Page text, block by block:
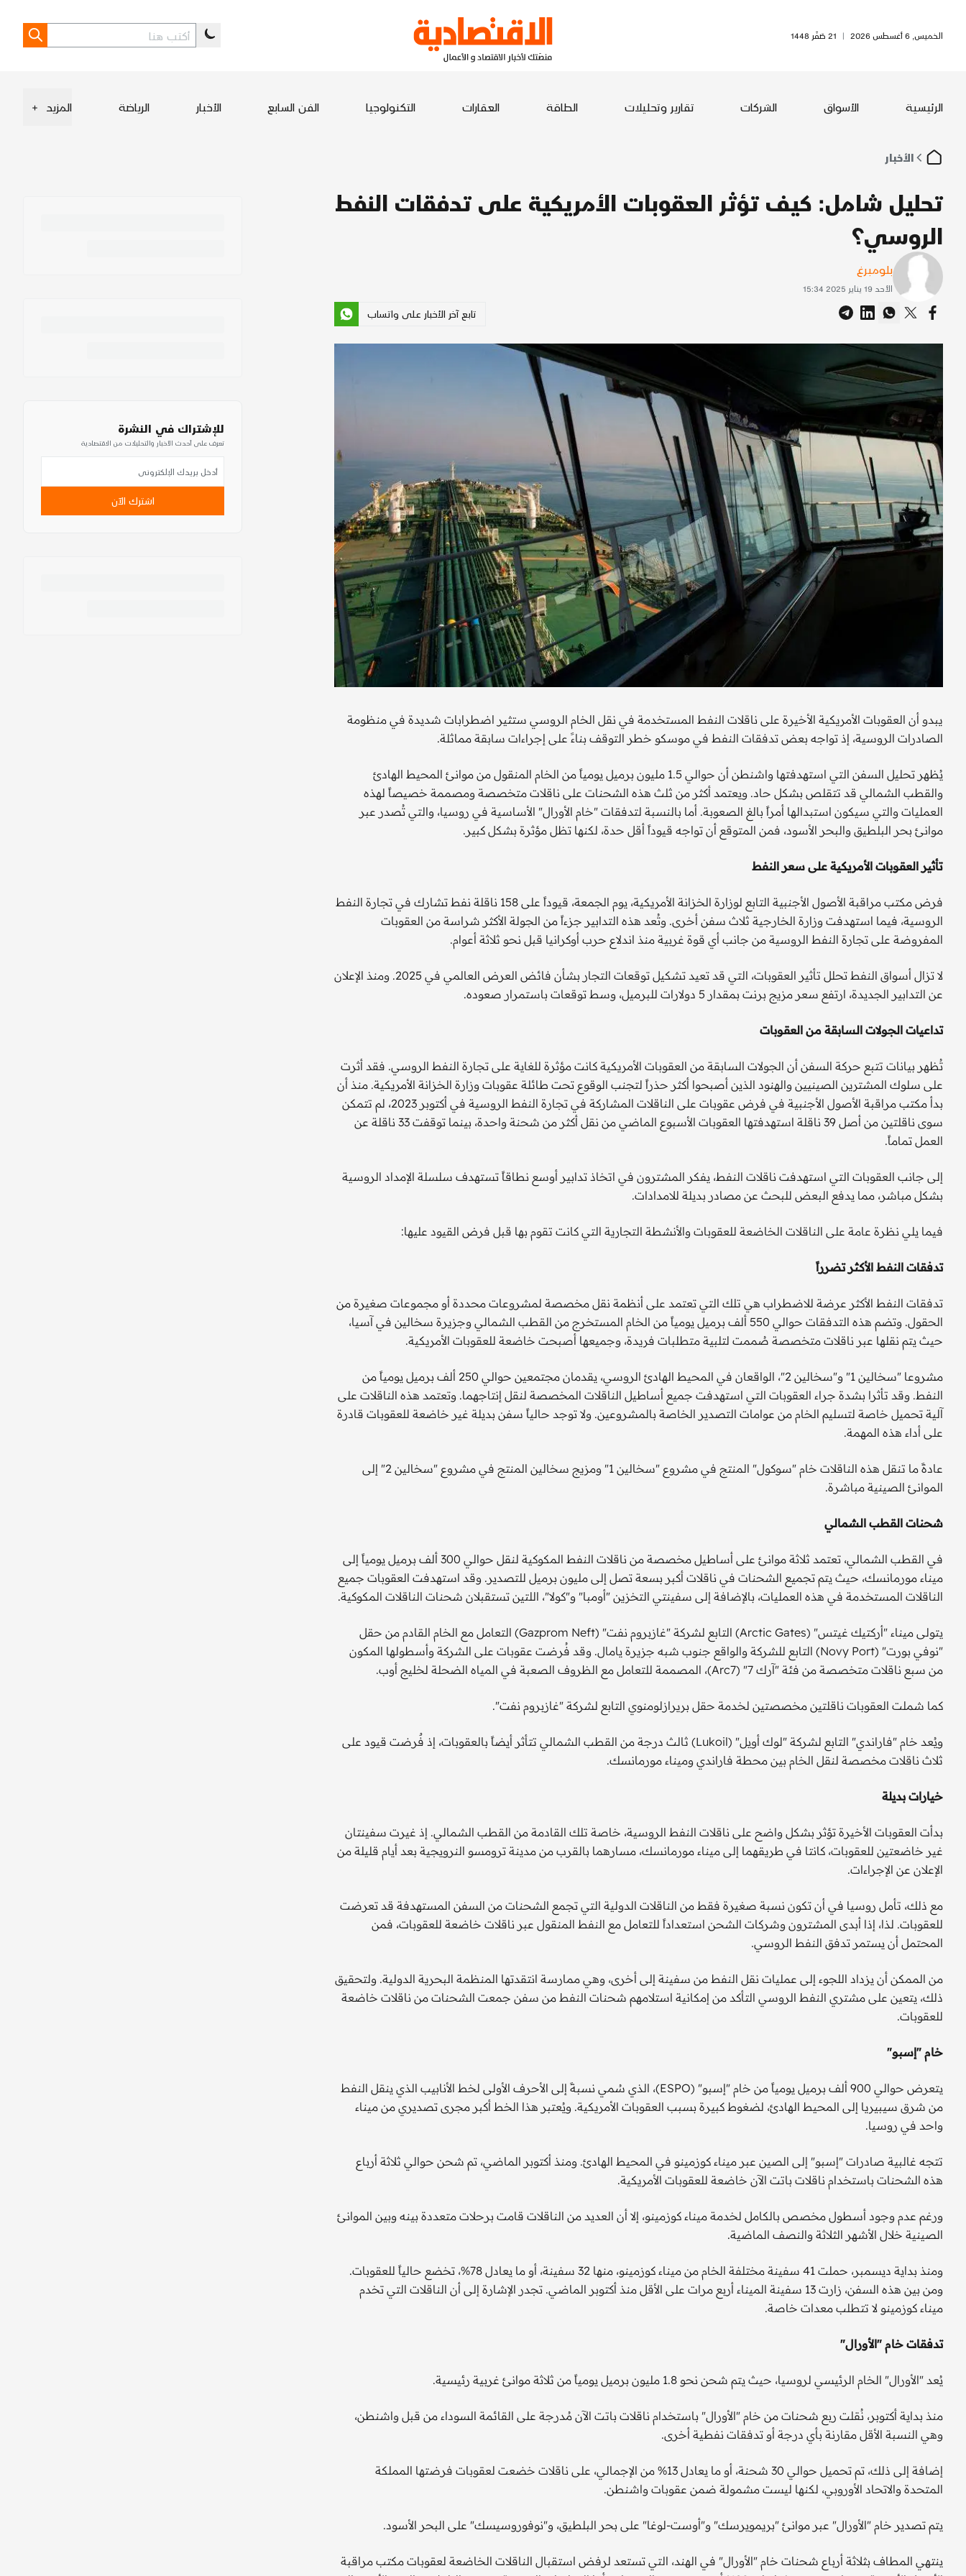
الخميس, 6 أغسطس 2026 | 21 صَفَر 1448
الرئيسية الأسواق الشركات تقارير وتحليلات الطاقة العقارات التكنولوجيا الفن السابع الأخبار الرياضة المزيد +
الأخبار
تحليل شامل: كيف تؤثر العقوبات الأمريكية على تدفقات النفط
الروسي؟
بلومبرغ
الأحد 19 يناير 2025 15:34
تابع آخر الأخبار على واتساب
يبدو أن العقوبات الأمريكية الأخيرة على ناقلات النفط المستخدمة في نقل الخام الروسي ستثير اضطرابات شديدة في منظومة
الصادرات الروسية، إذ تواجه بعض تدفقات النفط في موسكو خطر التوقف بناءً على إجراءات سابقة مماثلة.
يُظهر تحليل السفن التي استهدفتها واشنطن أن حوالي 1.5 مليون برميل يومياً من الخام المنقول من موانئ المحيط الهادئ
والقطب الشمالي قد تتقلص بشكل حاد. ويعتمد أكثر من ثلث هذه الشحنات على ناقلات متخصصة ومصممة خصيصاً لهذه
العمليات والتي سيكون استبدالها أمراً بالغ الصعوبة. أما بالنسبة لتدفقات "خام الأورال" الأساسية في روسيا، والتي تُصدر عبر
موانئ بحر البلطيق والبحر الأسود، فمن المتوقع أن تواجه قيوداً أقل حدة، لكنها تظل مؤثرة بشكل كبير.
تأثير العقوبات الأمريكية على سعر النفط
فرض مكتب مراقبة الأصول الأجنبية التابع لوزارة الخزانة الأمريكية، يوم الجمعة، قيوداً على 158 ناقلة نفط تشارك في تجارة النفط
الروسية، فيما استهدفت وزارة الخارجية ثلاث سفن أخرى. وتُعد هذه التدابير جزءاً من الجولة الأكثر شراسة من العقوبات
المفروضة على تجارة النفط الروسية من جانب أي قوة غربية منذ اندلاع حرب أوكرانيا قبل نحو ثلاثة أعوام.
لا تزال أسواق النفط تحلل تأثير العقوبات، التي قد تعيد تشكيل توقعات التجار بشأن فائض العرض العالمي في 2025. ومنذ الإعلان
عن التدابير الجديدة، ارتفع سعر مزيج برنت بمقدار 5 دولارات للبرميل، وسط توقعات باستمرار صعوده.
تداعيات الجولات السابقة من العقوبات
تُظهر بيانات تتبع حركة السفن أن الجولات السابقة من العقوبات الأمريكية كانت مؤثرة للغاية على تجارة النفط الروسي. فقد أثرت
على سلوك المشترين الصينيين والهنود الذين أصبحوا أكثر حذراً لتجنب الوقوع تحت طائلة عقوبات وزارة الخزانة الأمريكية. منذ أن
بدأ مكتب مراقبة الأصول الأجنبية في فرض عقوبات على الناقلات المشاركة في تجارة النفط الروسية في أكتوبر 2023، لم تتمكن
سوى ناقلتين من أصل 39 ناقلة استهدفتها العقوبات الأسبوع الماضي من نقل أكثر من شحنة واحدة، بينما توقفت 33 ناقلة عن
العمل تماماً.
إلى جانب العقوبات التي استهدفت ناقلات النفط، يفكر المشترون في اتخاذ تدابير أوسع نطاقاً تستهدف سلسلة الإمداد الروسية
بشكل مباشر، مما يدفع البعض للبحث عن مصادر بديلة للامدادات.
فيما يلي نظرة عامة على الناقلات الخاضعة للعقوبات والأنشطة التجارية التي كانت تقوم بها قبل فرض القيود عليها:
تدفقات النفط الأكثر تضرراً
تدفقات النفط الأكثر عرضة للاضطراب هي تلك التي تعتمد على أنظمة نقل مخصصة لمشروعات محددة أو مجموعات صغيرة من
الحقول. وتضم هذه التدفقات حوالي 550 ألف برميل يومياً من الخام المستخرج من القطب الشمالي وجزيرة سخالين في آسيا،
حيث يتم نقلها عبر ناقلات متخصصة صُممت لتلبية متطلبات فريدة، وجميعها أصبحت خاضعة للعقوبات الأمريكية.
مشروعا "سخالين 1" و"سخالين 2"، الواقعان في المحيط الهادئ الروسي، يقدمان مجتمعين حوالي 250 ألف برميل يومياً من
النفط. وقد تأثرا بشدة جراء العقوبات التي استهدفت جميع أساطيل الناقلات المخصصة لنقل إنتاجهما. وتعتمد هذه الناقلات على
آلية تحميل خاصة لتسليم الخام من عوامات التصدير الخاصة بالمشروعين. ولا توجد حالياً سفن بديلة غير خاضعة للعقوبات قادرة
على أداء هذه المهمة.
عادةً ما تنقل هذه الناقلات خام "سوكول" المنتج في مشروع "سخالين 1" ومزيج سخالين المنتج في مشروع "سخالين 2" إلى
الموانئ الصينية مباشرة.
شحنات القطب الشمالي
في القطب الشمالي، تعتمد ثلاثة موانئ على أساطيل مخصصة من ناقلات النفط المكوكية لنقل حوالي 300 ألف برميل يومياً إلى
ميناء مورمانسك، حيث يتم تجميع الشحنات في ناقلات أكبر بسعة تصل إلى مليون برميل للتصدير. وقد استهدفت العقوبات جميع
الناقلات المستخدمة في هذه العمليات، بالإضافة إلى سفينتي التخزين "أومبا" و"كولا"، اللتين تستقبلان شحنات الناقلات المكوكية.
يتولى ميناء "أركتيك غيتس" (Arctic Gates) التابع لشركة "غازبروم نفت" (Gazprom Neft) التعامل مع الخام القادم من حقل
"نوفي بورت" (Novy Port) التابع للشركة والواقع جنوب شبه جزيرة يامال. وقد فُرضت عقوبات على الشركة وأسطولها المكون
من سبع ناقلات متخصصة من فئة "آرك 7" (Arc7)، المصممة للتعامل مع الظروف الصعبة في المياه الضحلة لخليج أوب.
كما شملت العقوبات ناقلتين مخصصتين لخدمة حقل بريرازلومنوي التابع لشركة "غازبروم نفت".
ويُعد خام "فاراندي" التابع لشركة "لوك أويل" (Lukoil) ثالث درجة من القطب الشمالي تتأثر أيضاً بالعقوبات، إذ فٌرضت قيود على
ثلاث ناقلات مخصصة لنقل الخام بين محطة فاراندي وميناء مورمانسك.
خيارات بديلة
بدأت العقوبات الأخيرة تؤثر بشكل واضح على ناقلات النفط الروسية، خاصة تلك القادمة من القطب الشمالي. إذ غيرت سفينتان
غير خاضعتين للعقوبات، كانتا في طريقهما إلى ميناء مورمانسك، مسارهما بالقرب من مدينة ترومسو النرويجية بعد أيام قليلة من
الإعلان عن الإجراءات.
مع ذلك، تأمل روسيا في أن تكون نسبة صغيرة فقط من الناقلات الدولية التي تجمع الشحنات من السفن المستهدفة قد تعرضت
للعقوبات. لذا، إذا أبدى المشترون وشركات الشحن استعداداً للتعامل مع النفط المنقول عبر ناقلات خاضعة للعقوبات، فمن
المحتمل أن يستمر تدفق النفط الروسي.
من الممكن أن يزداد اللجوء إلى عمليات نقل النفط من سفينة إلى أخرى، وهي ممارسة انتقدتها المنظمة البحرية الدولية. ولتحقيق
ذلك، يتعين على مشتري النفط الروسي التأكد من إمكانية استلامهم شحنات النفط من سفن جمعت الشحنات من ناقلات خاضعة
للعقوبات.
خام "إسبو"
يتعرض حوالي 900 ألف برميل يومياً من خام "إسبو" (ESPO)، الذي سُمي نسبةً إلى الأحرف الأولى لخط الأنابيب الذي ينقل النفط
من شرق سيبيريا إلى المحيط الهادئ، لضغوط كبيرة بسبب العقوبات الأمريكية. ويُعتبر هذا الخط أكبر مجرى تصديري من ميناء
واحد في روسيا.
تتجه غالبية صادرات "إسبو" إلى الصين عبر ميناء كوزمينو في المحيط الهادئ. ومنذ أكتوبر الماضي، تم شحن حوالي ثلاثة أرباع
هذه الشحنات باستخدام ناقلات باتت الآن خاضعة للعقوبات الأمريكية.
ورغم عدم وجود أسطول مخصص بالكامل لخدمة ميناء كوزمينو، إلا أن العديد من الناقلات قامت برحلات متعددة بينه وبين الموانئ
الصينية خلال الأشهر الثلاثة والنصف الماضية.
ومنذ بداية ديسمبر، حملت 41 سفينة مختلفة الخام من ميناء كوزمينو، منها 32 سفينة، أو ما يعادل 78%، تخضع حالياً للعقوبات.
ومن بين هذه السفن، زارت 13 سفينة الميناء أربع مرات على الأقل منذ أكتوبر الماضي. تجدر الإشارة إلى أن الناقلات التي تخدم
ميناء كوزمينو لا تتطلب معدات خاصة.
تدفقات خام "الأورال"
يُعد "الأورال" الخام الرئيسي لروسيا، حيث يتم شحن نحو 1.8 مليون برميل يومياً من ثلاثة موانئ غربية رئيسية.
منذ بداية أكتوبر، نُقلت ربع شحنات من خام "الأورال" باستخدام ناقلات باتت الآن مُدرجة على القائمة السوداء من قبل واشنطن،
وهي النسبة الأقل مقارنة بأي درجة أو تدفقات نفطية أخرى.
إضافة إلى ذلك، تم تحميل حوالي 30 شحنة، أو ما يعادل 13% من الإجمالي، على ناقلات خضعت لعقوبات فرضتها المملكة
المتحدة والاتحاد الأوروبي، لكنها ليست مشمولة ضمن عقوبات واشنطن.
يتم تصدير خام "الأورال" عبر موانئ "بريمويرسك" و"أوست-لوغا" على بحر البلطيق، و"نوفوروسيسك" على البحر الأسود.
ينتهي المطاف بثلاثة أرباع شحنات خام "الأورال" في الهند، التي تستعد لرفض استقبال الناقلات الخاضعة لعقوبات مكتب مراقبة
للإشتراك في النشرة
تعرف على أحدث الأخبار والتحليلات من الاقتصادية
اشترك الآن